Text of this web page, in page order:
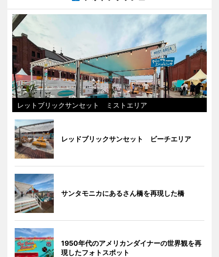
レットブリックサンセット ミストエリア
レッドブリックサンセット ビーチエリア
サンタモニカにあるさん橋を再現した橋
1950年代のアメリカンダイナーの世界観を再
現したフォトスポット